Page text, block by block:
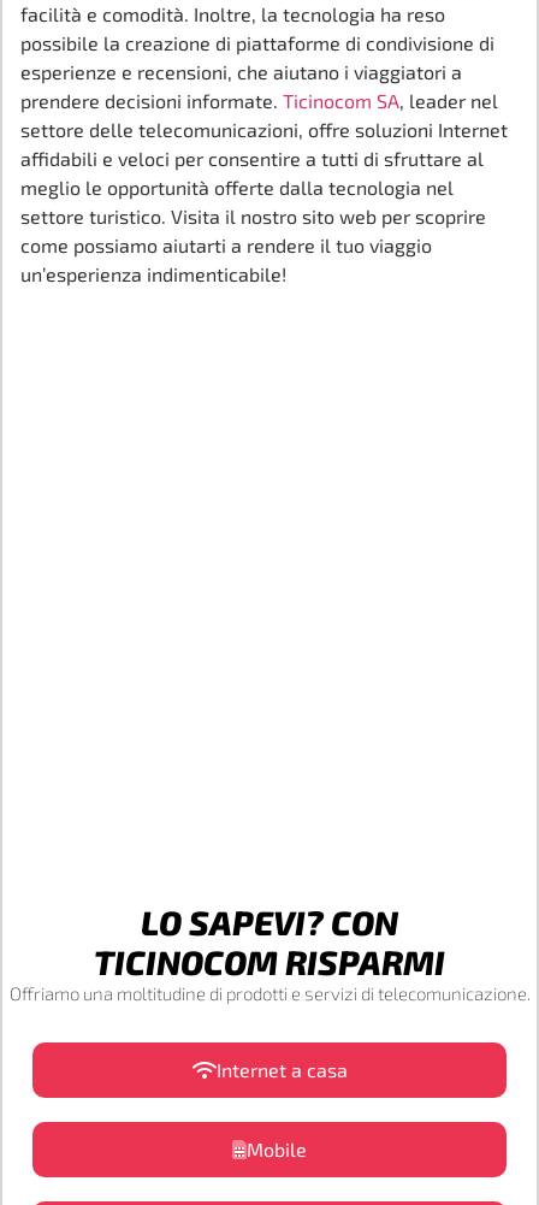
facilità e comodità. Inoltre, la tecnologia ha reso
possibile la creazione di piattaforme di condivisione di
esperienze e recensioni, che aiutano i viaggiatori a
prendere decisioni informate. Ticinocom SA, leader nel
settore delle telecomunicazioni, offre soluzioni Internet
affidabili e veloci per consentire a tutti di sfruttare al
meglio le opportunità offerte dalla tecnologia nel
settore turistico. Visita il nostro sito web per scoprire
come possiamo aiutarti a rendere il tuo viaggio
un’esperienza indimenticabile!
LO SAPEVI? CON
TICINOCOM RISPARMI
Offriamo una moltitudine di prodotti e servizi di telecomunicazione.
Internet a casa
Mobile